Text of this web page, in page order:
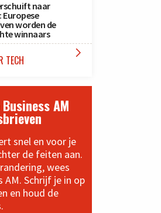
naar
worden de
winnaars
TECH 
AM
snel en voor je
de feiten aan.
wees
AM. Schrijf je in op
en houd de